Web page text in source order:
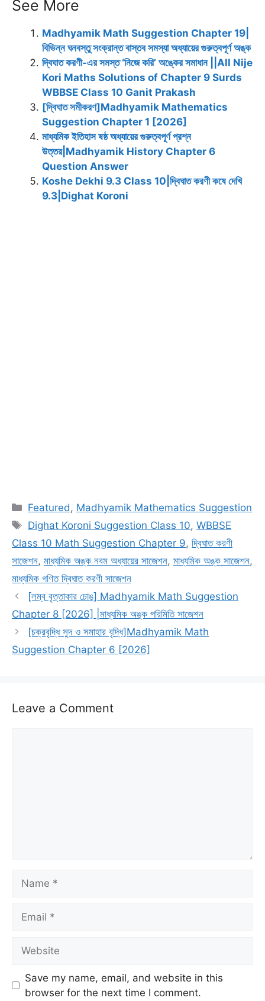
c
b
o
a
l
a
s
A
p
p
g
a
m
t
e
r
e
n
g
e
r
e
e
s
t
See More
Madhyamik Math Suggestion Chapter 19|
বিভিন্ন ঘনবস্তু সংক্রান্ত বাস্তব সমস্যা অধ্যায়ের গুরুত্বপূর্ণ অঙ্ক
দ্বিঘাত করণী-এর সমস্ত ‘নিজে করি’ অঙ্কের সমাধান ||All Nije
Kori Maths Solutions of Chapter 9 Surds
WBBSE Class 10 Ganit Prakash
[দ্বিঘাত সমীকরণ]Madhyamik Mathematics
Suggestion Chapter 1 [2026]
মাধ্যমিক ইতিহাস ষষ্ঠ অধ্যায়ের গুরুত্বপূর্ণ প্রশ্ন
উত্তর|Madhyamik History Chapter 6
Question Answer
Koshe Dekhi 9.3 Class 10|দ্বিঘাত করণী কষে দেখি
9.3|Dighat Koroni
Categories
Featured , Madhyamik Mathematics Suggestion
Tags
Dighat Koroni Suggestion Class 10,WBBSE
Class 10 Math Suggestion Chapter 9, দ্বিঘাত করণী
সাজেশন, মাধ্যমিক অঙ্ক নবম অধ্যায়ের সাজেশন, মাধ্যমিক অঙ্ক সাজেশন,
মাধ্যমিক গণিত দ্বিঘাত করণী সাজেশন
[লম্ব বৃত্তাকার চোঙ] Madhyamik Math Suggestion
Chapter 8 [2026] |মাধ্যমিক অঙ্ক পরিমিতি সাজেশন
[চক্রবৃদ্ধি সুদ ও সমাহার বৃদ্ধি]Madhyamik Math
Suggestion Chapter 6 [2026]
Leave a Comment
Save my name, email, and website in this
browser for the next time I comment.